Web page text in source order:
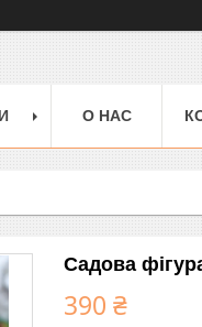
О НАС
Садова
390 ₴